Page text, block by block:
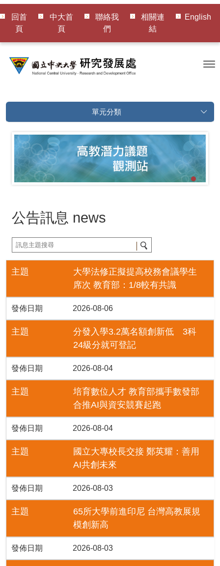
回首
頁
中大首
頁
聯絡我
們
相關連
結
English
單元分類
公告訊息 news
主題
大學法修正擬提高校務會議學生
席次 教育部：1/8較有共識
發佈日期 2026-08-06
主題
分發入學3.2萬名額創新低 3科
24級分就可登記
發佈日期 2026-08-04
主題
培育數位人才 教育部攜手數發部
合推AI與資安競賽起跑
發佈日期 2026-08-04
主題
國立大專校長交接 鄭英耀：善用
AI共創未來
發佈日期 2026-08-03
主題
65所大學前進印尼 台灣高教展規
模創新高
發佈日期 2026-08-03